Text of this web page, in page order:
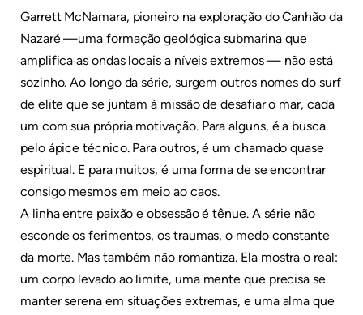
Garrett McNamara, pioneiro na exploração do Canhão da
Nazaré —uma formação geológica submarina que
amplifica as ondas locais a níveis extremos — não está
sozinho. Ao longo da série, surgem outros nomes do surf
de elite que se juntam à missão de desafiar o mar, cada
um com sua própria motivação. Para alguns, é a busca
pelo ápice técnico. Para outros, é um chamado quase
espiritual. E para muitos, é uma forma de se encontrar
consigo mesmos em meio ao caos.
A linha entre paixão e obsessão é tênue. A série não
esconde os ferimentos, os traumas, o medo constante
da morte. Mas também não romantiza. Ela mostra o real:
um corpo levado ao limite, uma mente que precisa se
manter serena em situações extremas, e uma alma que